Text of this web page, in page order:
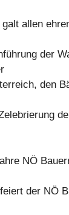
allen
der
den
NÖ
der NÖ